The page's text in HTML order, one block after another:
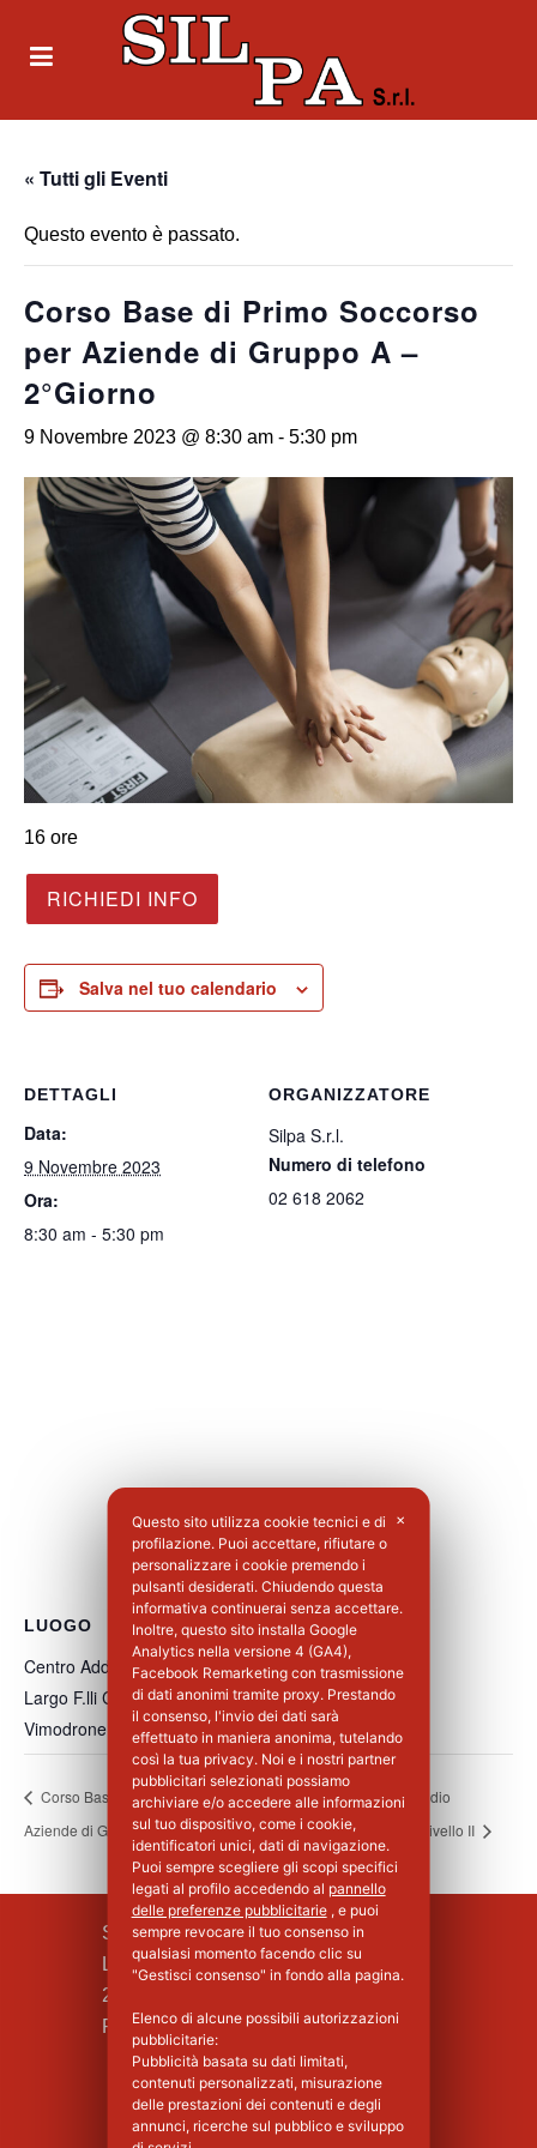
« Tutti gli Eventi
Questo evento è passato.
Corso Base di Primo Soccorso
per Aziende di Gruppo A –
2°Giorno
9 Novembre 2023 @ 8:30 am - 5:30 pm
16 ore
RICHIEDI INFO
Salva nel tuo calendario
DETTAGLI
Data:
9 Novembre 2023
Ora:
8:30 am - 5:30 pm
ORGANIZZATORE
Silpa S.r.l.
Numero di telefono
02 618 2062
LUOGO
Centro Addestramento Vimodrone
Largo F.lli Cervi, 8
Vimodrone
MI 20900 Italia + Google Maps
Corso Base di Primo Soccorso per
Aziende di Gruppo A – 2°Giorno
Corso Antincendio
Aggiornamento Livello II
SILPA S.R.L.
Largo F.lli Cervi, 8
20090 Vimodrone (MI)
Piva : 02339750966 - MI 1427008
✕
Questo sito utilizza cookie tecnici e di
profilazione. Puoi accettare, rifiutare o
personalizzare i cookie premendo i
pulsanti desiderati. Chiudendo questa
informativa continuerai senza accettare.
Inoltre, questo sito installa Google
Analytics nella versione 4 (GA4),
Facebook Remarketing con trasmissione
di dati anonimi tramite proxy. Prestando
il consenso, l'invio dei dati sarà
effettuato in maniera anonima, tutelando
così la tua privacy. Noi e i nostri partner
pubblicitari selezionati possiamo
archiviare e/o accedere alle informazioni
sul tuo dispositivo, come i cookie,
identificatori unici, dati di navigazione.
Puoi sempre scegliere gli scopi specifici
legati al profilo accedendo al pannello
delle preferenze pubblicitarie, e puoi
sempre revocare il tuo consenso in
qualsiasi momento facendo clic su
"Gestisci consenso" in fondo alla pagina.
Elenco di alcune possibili autorizzazioni
pubblicitarie:
Pubblicità basata su dati limitati,
contenuti personalizzati, misurazione
delle prestazioni dei contenuti e degli
annunci, ricerche sul pubblico e sviluppo